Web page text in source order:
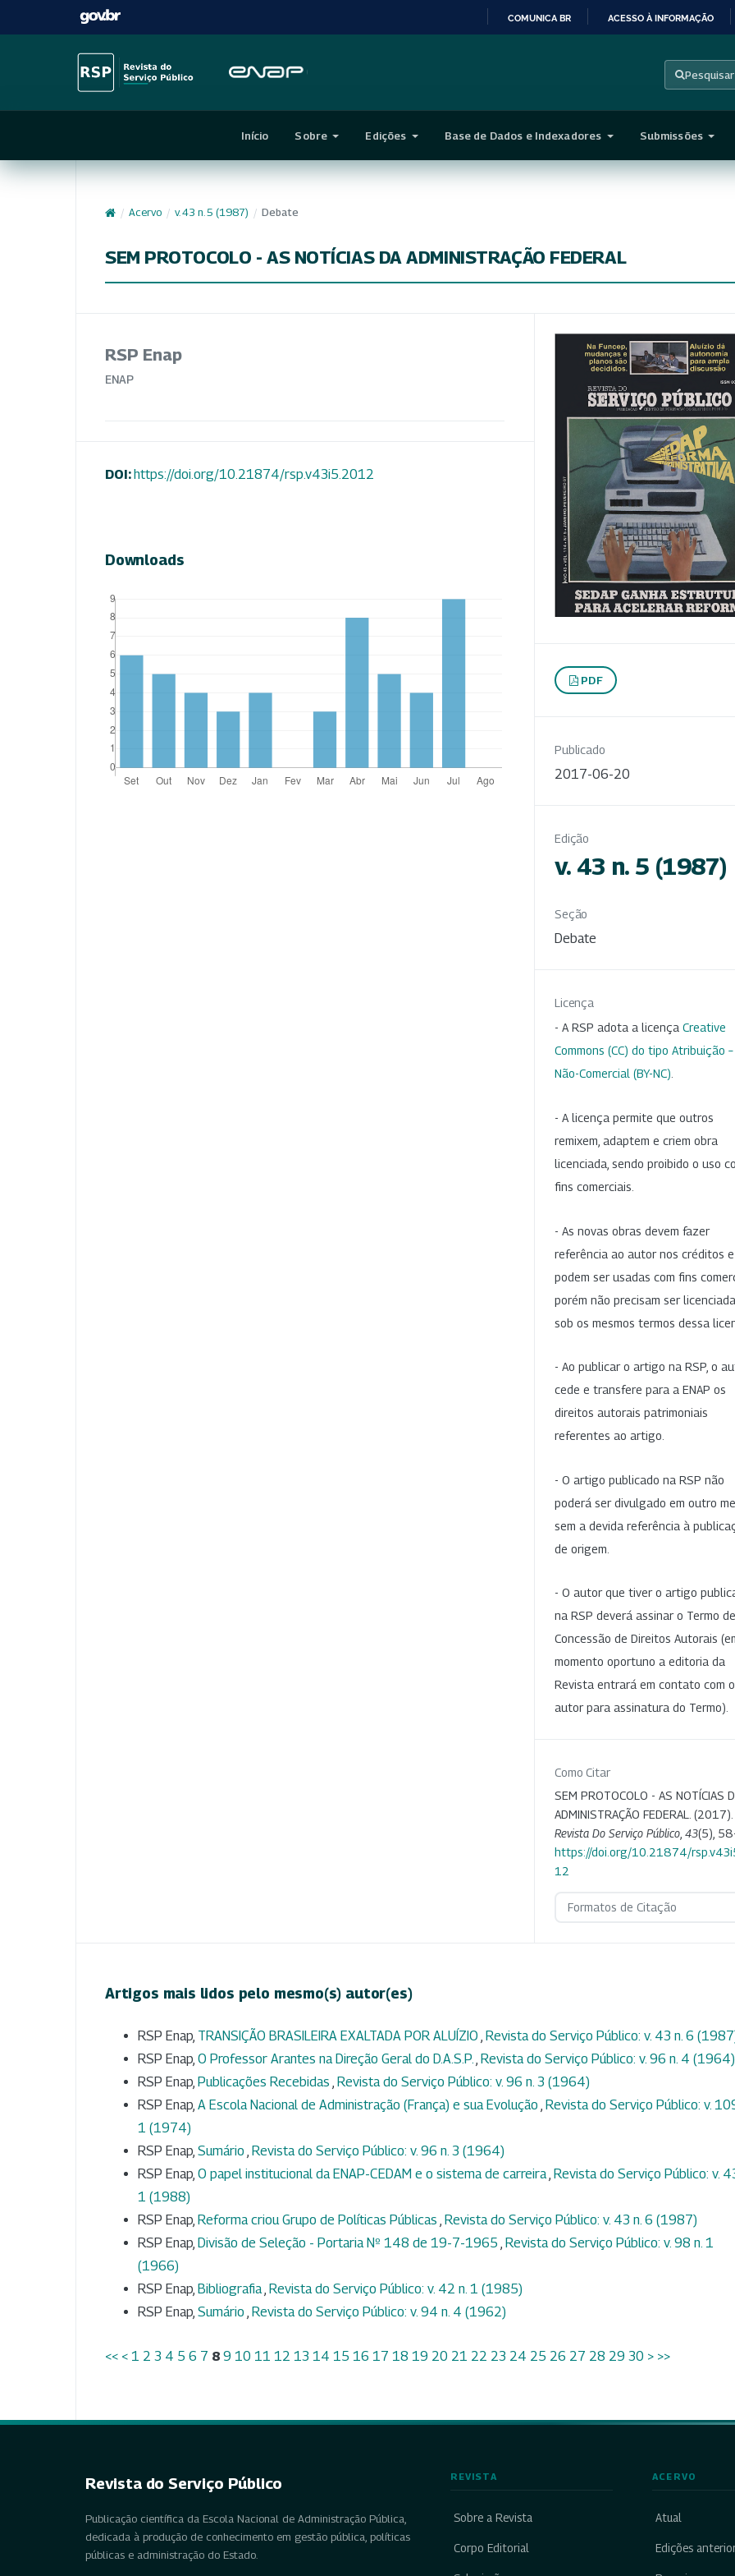
CONTEÚDO
COMUNICA BR ACESSO À INFORMAÇÃO
Pesquisar
Início Sobre Edições Base de Dados e Indexadores Submissões
/ Acervo / v. 43 n. 5 (1987) / Debate
SEM PROTOCOLO - AS NOTÍCIAS DA ADMINISTRAÇÃO FEDERAL
RSP Enap
ENAP
DOI:https://doi.org/10.21874/rsp.v43i5.2012
Downloads
PDF
Publicado
2017-06-20
Edição
v. 43 n. 5 (1987)
Seção
Debate
Licença
- A RSP adota a licença Creative
Commons (CC) do tipo Atribuição –
Não-Comercial (BY-NC).
- A licença permite que outros
remixem, adaptem e criem obra
licenciada, sendo proibido o uso
fins comerciais.
- As novas obras devem fazer
referência ao autor nos créditos
podem ser usadas com fins
porém não precisam ser
sob os mesmos termos dessa
- Ao publicar o artigo na RSP, o
cede e transfere para a ENAP os
direitos autorais patrimoniais
referentes ao artigo.
- O artigo publicado na RSP não
poderá ser divulgado em outro
sem a devida referência à
de origem.
- O autor que tiver o artigo
na RSP deverá assinar o Termo de
Concessão de Direitos Autorais
momento oportuno a editoria da
Revista entrará em contato com o
autor para assinatura do Termo).
Como Citar
SEM PROTOCOLO - AS NOTÍCIAS
ADMINISTRAÇÃO FEDERAL. (2017).
Revista Do Serviço Público, 43(5),
https://doi.org/10.21874/
12
Formatos de Citação
Artigos mais lidos pelo mesmo(s) autor(es)
RSP Enap, TRANSIÇÃO BRASILEIRA EXALTADA POR ALUÍZIO , Revista do Serviço Público: v. 43 n. 6
RSP Enap, O Professor Arantes na Direção Geral do D.A.S.P., Revista do Serviço Público: v. 96 n. 4 (1964)
RSP Enap, Publicações Recebidas , Revista do Serviço Público: v. 96 n. 3 (1964)
RSP Enap, A Escola Nacional de Administração (França) e sua Evolução , Revista do Serviço Público: v.
1 (1974)
RSP Enap, Sumário , Revista do Serviço Público: v. 96 n. 3 (1964)
RSP Enap, O papel institucional da ENAP-CEDAM e o sistema de carreira, Revista do Serviço Público: v.
1 (1988)
RSP Enap, Reforma criou Grupo de Políticas Públicas , Revista do Serviço Público: v. 43 n. 6 (1987)
RSP Enap, Divisão de Seleção - Portaria Nº 148 de 19-7-1965 , Revista do Serviço Público: v. 98 n. 1
(1966)
RSP Enap, Bibliografia, Revista do Serviço Público: v. 42 n. 1 (1985)
RSP Enap, Sumário , Revista do Serviço Público: v. 94 n. 4 (1962)
<< < 1 2 3 4 5 6 7 8 9 10 11 12 13 14 15 16 17 18 19 20 21 22 23 24 25 26 27 28 29 30 > >>
Revista do Serviço Público
Publicação científica da Escola Nacional de Administração Pública,
dedicada à produção de conhecimento em gestão pública, políticas
públicas e administração do Estado.
REVISTA
Sobre a Revista
Corpo Editorial
ACERVO
Atual
Edições